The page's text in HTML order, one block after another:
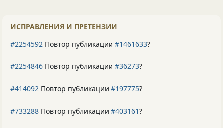
ИСПРАВЛЕНИЯ И ПРЕТЕНЗИИ
#2254592 Повтор публикации #1461633?
#2254846 Повтор публикации #36273?
#414092 Повтор публикации #197775?
#733288 Повтор публикации #403161?